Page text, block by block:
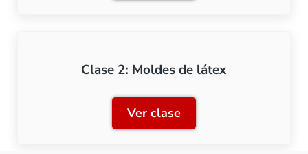
Clase 2: Moldes de látex
Ver claseClase 2: Moldes de látex